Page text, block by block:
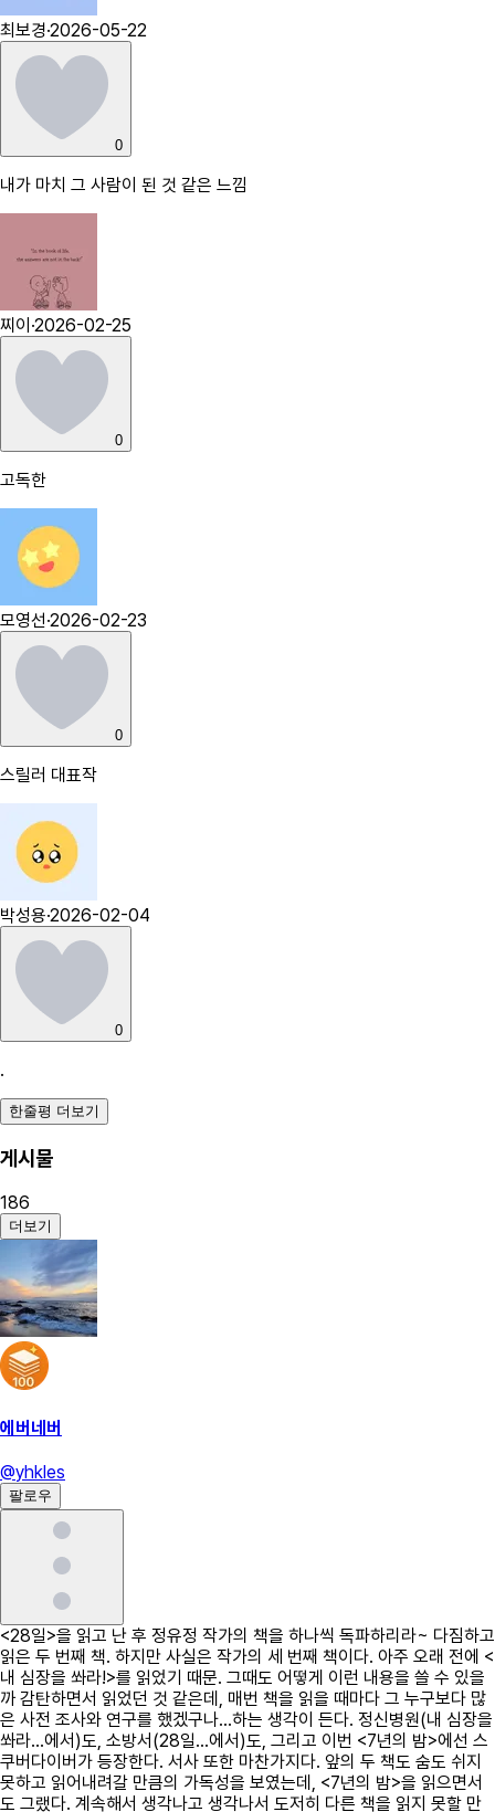
최보경·2026-05-22
0
내가 마치 그 사람이 된 것 같은 느낌
찌이 ·2026-02-25
0
고독한
모영선·2026-02-23
0
스릴러 대표작
박성용·2026-02-04
0
.
한줄평 더보기
게시물
186
더보기
에버네버
@yhkles
팔로우
<28일>을 읽고 난 후 정유정 작가의 책을 하나씩 독파하리라~ 다짐하고
읽은 두 번째 책. 하지만 사실은 작가의 세 번째 책이다. 아주 오래 전에 <
내 심장을 쏴라!>를 읽었기 때문. 그때도 어떻게 이런 내용을 쓸 수 있을
까 감탄하면서 읽었던 것 같은데, 매번 책을 읽을 때마다 그 누구보다 많
은 사전 조사와 연구를 했겠구나...하는 생각이 든다. 정신병원(내 심장을
쏴라...에서)도, 소방서(28일...에서)도, 그리고 이번 <7년의 밤>에선 스
쿠버다이버가 등장한다. 서사 또한 마찬가지다. 앞의 두 책도 숨도 쉬지
못하고 읽어내려갈 만큼의 가독성을 보였는데, <7년의 밤>을 읽으면서
도 그랬다. 계속해서 생각나고 생각나서 도저히 다른 책을 읽지 못할 만